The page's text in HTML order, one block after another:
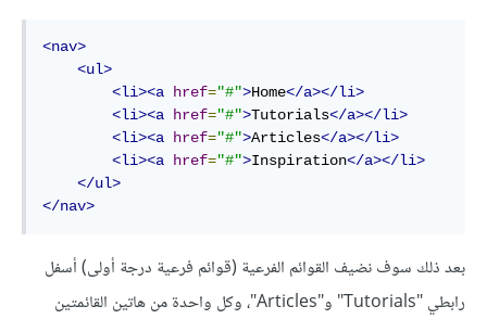
<nav>
<ul>
<li><a
href="#">Home</a></li>
<li><a
href="#">Tutorials</a></li>
<li><a
href="#">Articles</a></li>
<li><a
href="#">Inspiration</a></li>
</ul>
</nav>
بعد ذلك سوف نضيف القوائم الفرعية (قوائم فرعية درجة أولى) أسفل
رابطي "Tutorials" و"Articles"، وكل واحدة من هاتين القائمتين